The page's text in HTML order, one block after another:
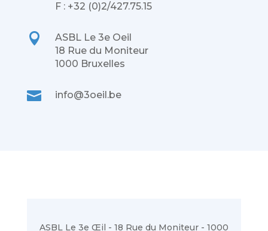
F : +32 (0)2/427.75.15

ASBL Le 3e Oeil
18 Rue du Moniteur
1000 Bruxelles
 info@3oeil.be
ASBL Le 3e Œil - 18 Rue du Moniteur - 1000